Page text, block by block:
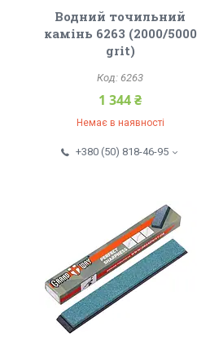
Водний точильний
камінь 6263 (2000/5000
grit)
6263
1 344 ₴
Немає в наявності
+380 (50) 818-46-95